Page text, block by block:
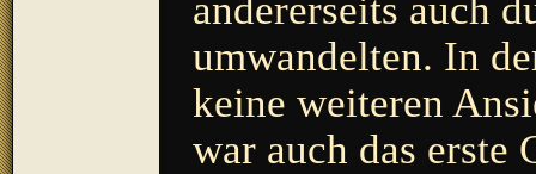
andererseits auch
umwandelten. In
keine weiteren
war auch das erste